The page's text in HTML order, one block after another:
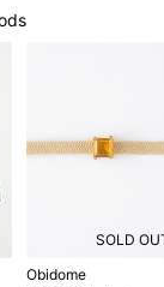
らじゃく）寸法です
ていたので鯨尺と言
１寸＝約
すので上表の cm
記の裄のサイズが
での寸法とさせてい
SOLD
Obidome